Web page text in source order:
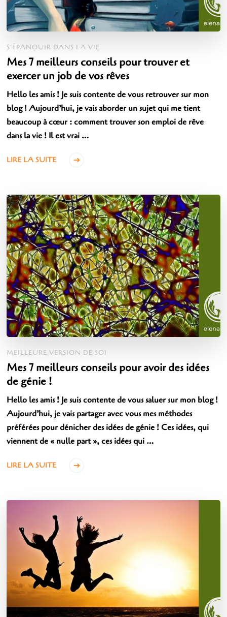
S'ÉPANOUIR DANS LA VIE
Mes 7 meilleurs conseils pour trouver et
exercer un job de vos rêves
Hello les amis ! Je suis contente de vous retrouver sur mon
blog ! Aujourd’hui, je vais aborder un sujet qui me tient
beaucoup à cœur : comment trouver son emploi de rêve
dans la vie ! Il est vrai …
LIRE LA SUITE
MEILLEURE VERSION DE SOI
Mes 7 meilleurs conseils pour avoir des idées
de génie !
Hello les amis ! Je suis contente de vous saluer sur mon blog !
Aujourd’hui, je vais partager avec vous mes méthodes
préférées pour dénicher des idées de génie ! Ces idées, qui
viennent de « nulle part », ces idées qui …
LIRE LA SUITE